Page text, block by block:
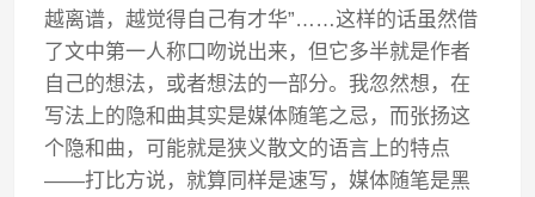
越离谱，越觉得自己有才华”……这样的话虽然借
了文中第一人称口吻说出来，但它多半就是作者
自己的想法，或者想法的一部分。我忽然想，在
写法上的隐和曲其实是媒体随笔之忌，而张扬这
个隐和曲，可能就是狭义散文的语言上的特点
——打比方说，就算同样是速写，媒体随笔是黑